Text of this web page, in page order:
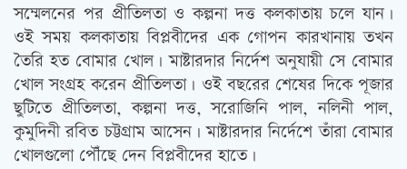
সম্মেলনের পর প্রীতিলতা ও কল্পনা দত্ত কলকাতায় চলে যান।
ওই সময় কলকাতায় বিপ্লবীদের এক গোপন কারখানায় তখন
তৈরি হত বোমার খোল। মাষ্টারদার নির্দেশ অনুযায়ী সে বোমার
খোল সংগ্রহ করেন প্রীতিলতা। ওই বছরের শেষের দিকে পূজার
ছুটিতে প্রীতিলতা, কল্পনা দত্ত, সরোজিনি পাল, নলিনী পাল,
কুমুদিনী রবিত চট্টগ্রাম আসেন। মাষ্টারদার নির্দেশে তাঁরা বোমার
খোলগুলো পৌঁছে দেন বিপ্লবীদের হাতে।